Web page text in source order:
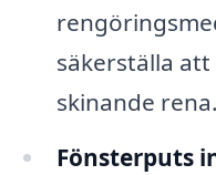
säkerställa
skinande rena.
Fönsterputs